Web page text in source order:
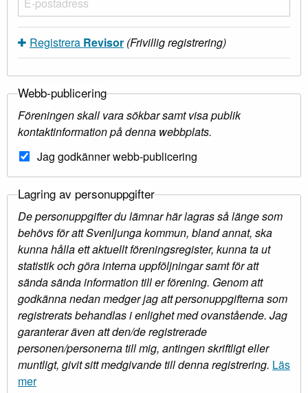
Registrera Revisor (Frivillig registrering)
Webb-publicering
Föreningen skall vara sökbar samt visa publik
kontaktinformation på denna webbplats.
Jag godkänner webb-publicering
Lagring av personuppgifter
De personuppgifter du lämnar här lagras så länge som
behövs för att Svenljunga kommun, bland annat, ska
kunna hålla ett aktuellt föreningsregister, kunna ta ut
statistik och göra interna uppföljningar samt för att
sända sända information till er förening. Genom att
godkänna nedan medger jag att personuppgifterna som
registrerats behandlas i enlighet med ovanstående. Jag
garanterar även att den/de registrerade
personen/personerna till mig, antingen skriftligt eller
muntligt, givit sitt medgivande till denna registrering. Läs
mer